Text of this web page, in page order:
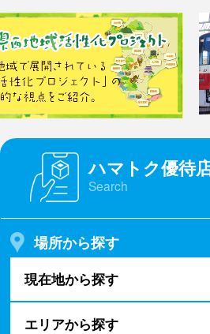
ハマトク優待
Search
場所から探す
現在地から探す
エリアから探す